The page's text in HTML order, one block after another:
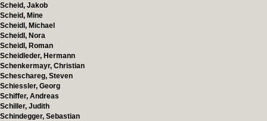
Scheid, Jakob
Scheid, Mine
Scheidl, Michael
Scheidl, Nora
Scheidl, Roman
Scheidleder, Hermann
Schenkermayr, Christian
Scheschareg, Steven
Schiessler, Georg
Schiffer, Andreas
Schiller, Judith
Schindegger, Sebastian